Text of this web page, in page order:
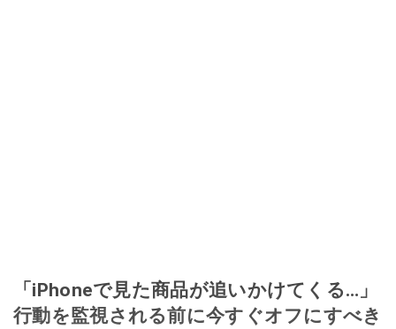
「iPhoneで見た商品が追いかけてくる…」
行動を監視される前に今すぐオフにすべき